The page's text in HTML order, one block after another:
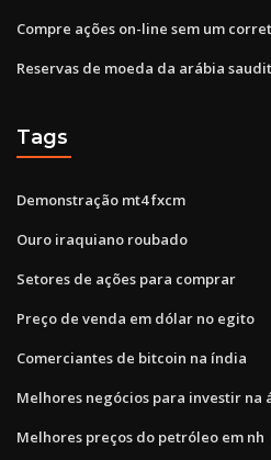
Compre ações on-line sem um
Reservas de moeda da arábia
Tags
Demonstração mt4 fxcm
Ouro iraquiano roubado
Setores de ações para comprar
Preço de venda em dólar no egito
Comerciantes de bitcoin na índia
Melhores negócios para investir na
Melhores preços do petróleo em nh